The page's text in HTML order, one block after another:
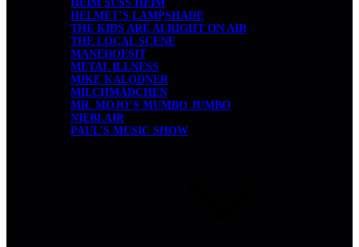
HEIM SÜSS HEIM
HELMET’S LAMPSHADE
THE KIDS ARE ALRIGHT ON AIR
THE LOCAL SCENE
MANEDOESIT
METAL ILLNESS
MIKE KALODNER
MILCHMÄDCHEN
MR. MOJO’S MUMBO JUMBO
NIEBLAIR
PAUL’S MUSIC SHOW